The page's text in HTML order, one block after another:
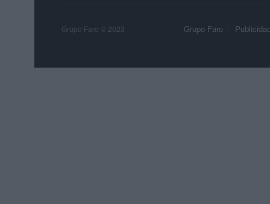
Grupo Faro Publicidad
Grupo Faro © 2023